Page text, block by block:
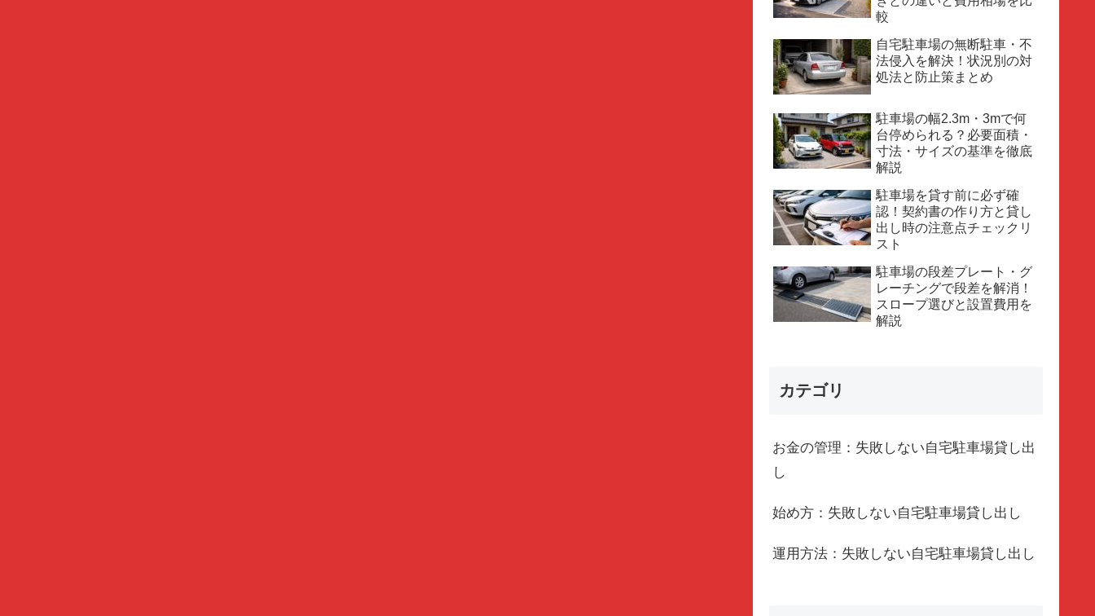
較
自宅駐車場の無断駐車・不
法侵入を解決！状況別の対
処法と防止策まとめ
駐車場の幅2.3m・3mで何
台停められる？必要面積・
寸法・サイズの基準を徹底
解説
駐車場を貸す前に必ず確
認！契約書の作り方と貸し
出し時の注意点チェックリ
スト
駐車場の段差プレート・グ
レーチングで段差を解消！
スロープ選びと設置費用を
解説
カテゴリ
お金の管理：失敗しない自宅駐車場貸し出
し
始め方：失敗しない自宅駐車場貸し出し
運用方法：失敗しない自宅駐車場貸し出し